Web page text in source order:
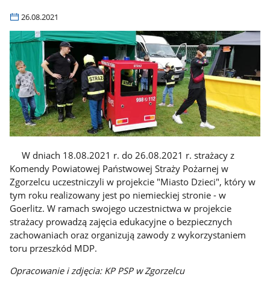
26.08.2021
W dniach 18.08.2021 r. do 26.08.2021 r. strażacy z
Komendy Powiatowej Państwowej Straży Pożarnej w
Zgorzelcu uczestniczyli w projekcie "Miasto Dzieci", który w
tym roku realizowany jest po niemieckiej stronie - w
Goerlitz. W ramach swojego uczestnictwa w projekcie
strażacy prowadzą zajęcia edukacyjne o bezpiecznych
zachowaniach oraz organizują zawody z wykorzystaniem
toru przeszkód MDP.
Opracowanie i zdjęcia: KP PSP w Zgorzelcu